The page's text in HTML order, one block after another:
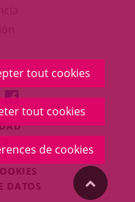
tout cookies
tout cookies
de cookies
una
ventana
nueva.
externa.
ENLACE
A
UNA
APLICACIÓN
EXTERNA.
DATOS
"Volver